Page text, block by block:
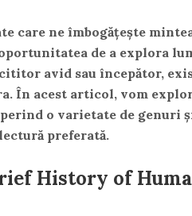
care ne îmbogățește
de a explora
avid sau începător,
În acest articol, vom
o varietate de genuri
preferată.
History of